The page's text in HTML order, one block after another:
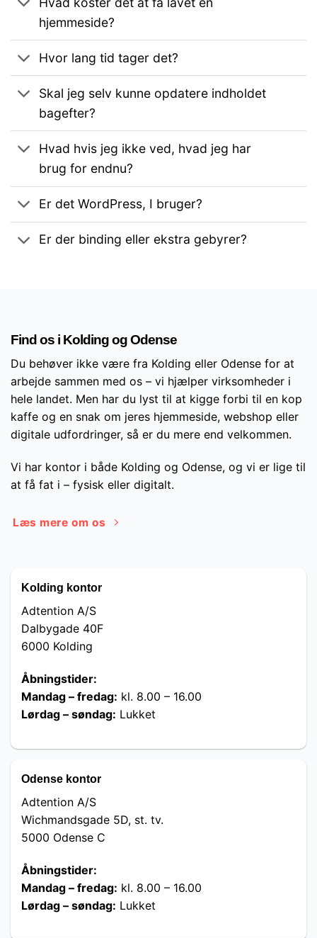
hjemmeside?
Hvor lang tid tager det?
Skal jeg selv kunne opdatere indholdet
bagefter?
Hvad hvis jeg ikke ved, hvad jeg har
brug for endnu?
Er det WordPress, I bruger?
Er der binding eller ekstra gebyrer?
Find os i Kolding og Odense
Du behøver ikke være fra Kolding eller Odense for at
arbejde sammen med os – vi hjælper virksomheder i
hele landet. Men har du lyst til at kigge forbi til en kop
kaffe og en snak om jeres hjemmeside, webshop eller
digitale udfordringer, så er du mere end velkommen.
Vi har kontor i både Kolding og Odense, og vi er lige til
at få fat i – fysisk eller digitalt.
Læs mere om os
Kolding kontor
Adtention A/S
Dalbygade 40F
6000 Kolding
Åbningstider:
Mandag – fredag: kl. 8.00 – 16.00
Lørdag – søndag: Lukket
Odense kontor
Adtention A/S
Wichmandsgade 5D, st. tv.
5000 Odense C
Åbningstider:
Mandag – fredag: kl. 8.00 – 16.00
Lørdag – søndag: Lukket